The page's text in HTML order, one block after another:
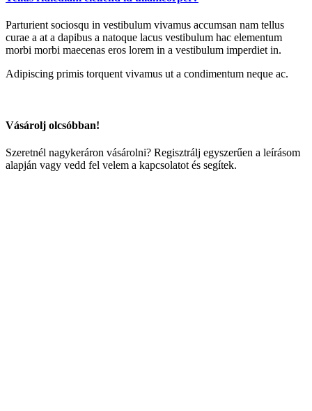
Parturient sociosqu in vestibulum vivamus accumsan nam tellus
curae a at a dapibus a natoque lacus vestibulum hac elementum
morbi morbi maecenas eros lorem in a vestibulum imperdiet in.
Adipiscing primis torquent vivamus ut a condimentum neque ac.
Vásárolj olcsóbban!
Szeretnél nagykeráron vásárolni? Regisztrálj egyszerűen a leírásom
alapján vagy vedd fel velem a kapcsolatot és segítek.